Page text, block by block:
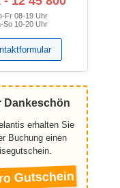
Fr 08-19 Uhr
So 10-20 Uhr
Dankeschön
erhalten Sie
Buchung einen
Gutschein